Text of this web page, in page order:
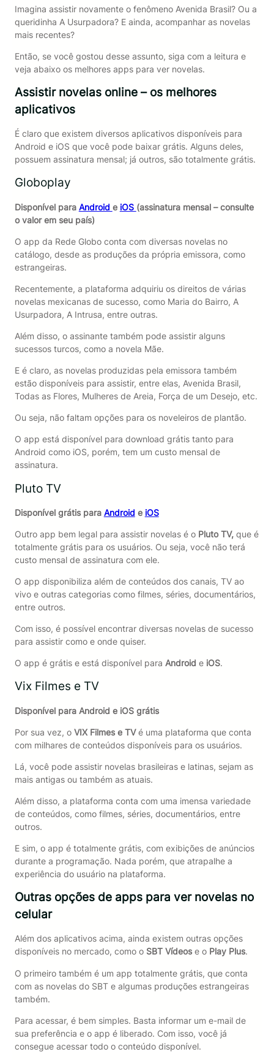
Imagina assistir novamente o fenômeno Avenida Brasil? Ou a
queridinha A Usurpadora? E ainda, acompanhar as novelas
mais recentes?
Então, se você gostou desse assunto, siga com a leitura e
veja abaixo os melhores apps para ver novelas.
Assistir novelas online – os melhores
aplicativos
É claro que existem diversos aplicativos disponíveis para
Android e iOS que você pode baixar grátis. Alguns deles,
possuem assinatura mensal; já outros, são totalmente grátis.
Globoplay
Disponível para Android e iOS (assinatura mensal – consulte
o valor em seu país)
O app da Rede Globo conta com diversas novelas no
catálogo, desde as produções da própria emissora, como
estrangeiras.
Recentemente, a plataforma adquiriu os direitos de várias
novelas mexicanas de sucesso, como Maria do Bairro, A
Usurpadora, A Intrusa, entre outras.
Além disso, o assinante também pode assistir alguns
sucessos turcos, como a novela Mãe.
E é claro, as novelas produzidas pela emissora também
estão disponíveis para assistir, entre elas, Avenida Brasil,
Todas as Flores, Mulheres de Areia, Força de um Desejo, etc.
Ou seja, não faltam opções para os noveleiros de plantão.
O app está disponível para download grátis tanto para
Android como iOS, porém, tem um custo mensal de
assinatura.
Pluto TV
Disponível grátis para Android e iOS
Outro app bem legal para assistir novelas é o Pluto TV,que é
totalmente grátis para os usuários. Ou seja, você não terá
custo mensal de assinatura com ele.
O app disponibiliza além de conteúdos dos canais, TV ao
vivo e outras categorias como filmes, séries, documentários,
entre outros.
Com isso, é possível encontrar diversas novelas de sucesso
para assistir como e onde quiser.
O app é grátis e está disponível para Android e iOS.
Vix Filmes e TV
Disponível para Android e iOS grátis
Por sua vez, o VIX Filmes e TVé uma plataforma que conta
com milhares de conteúdos disponíveis para os usuários.
Lá, você pode assistir novelas brasileiras e latinas, sejam as
mais antigas ou também as atuais.
Além disso, a plataforma conta com uma imensa variedade
de conteúdos, como filmes, séries, documentários, entre
outros.
E sim, o app é totalmente grátis, com exibições de anúncios
durante a programação. Nada porém, que atrapalhe a
experiência do usuário na plataforma.
Outras opções de apps para ver novelas no
celular
Além dos aplicativos acima, ainda existem outras opções
disponíveis no mercado, como o SBT Vídeose o Play Plus.
O primeiro também é um app totalmente grátis, que conta
com as novelas do SBT e algumas produções estrangeiras
também.
Para acessar, é bem simples. Basta informar um e-mail de
sua preferência e o app é liberado. Com isso, você já
consegue acessar todo o conteúdo disponível.